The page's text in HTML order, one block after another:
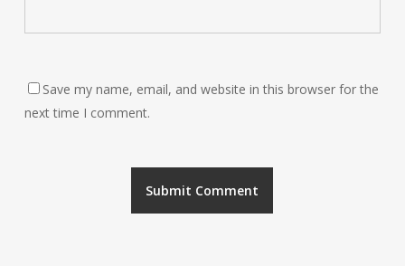
Save my name, email, and website in this browser for the
next time I comment.